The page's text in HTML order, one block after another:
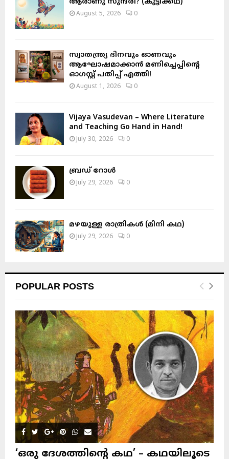
:
August 5, 2026 0
സ്വാതന്ത്ര്യ ദിനവും ഓണവും
ആഘോഷമാക്കാൻ മണിച്ചെപ്പിന്റെ
ഓഗസ്റ്റ് പതിപ്പ് എത്തി!
August 1, 2026 0
Vijaya Vasudevan – Where Literature
and Teaching Go Hand in Hand!
July 30, 2026 0
ബ്രഡ് റോൾ
July 29, 2026 0
മഴയുള്ള രാത്രികൾ (മിനി കഥ)
July 29, 2026 0
POPULAR POSTS
‘ഒരു ദേശത്തിന്റെ കഥ’ – കഥയിലൂടെ